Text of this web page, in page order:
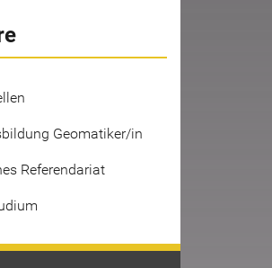
Geomatiker/in
Referendariat